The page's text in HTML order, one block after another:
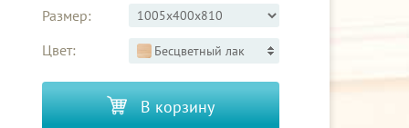
Размер:
Цвет:
Бесцветный лак
В корзину